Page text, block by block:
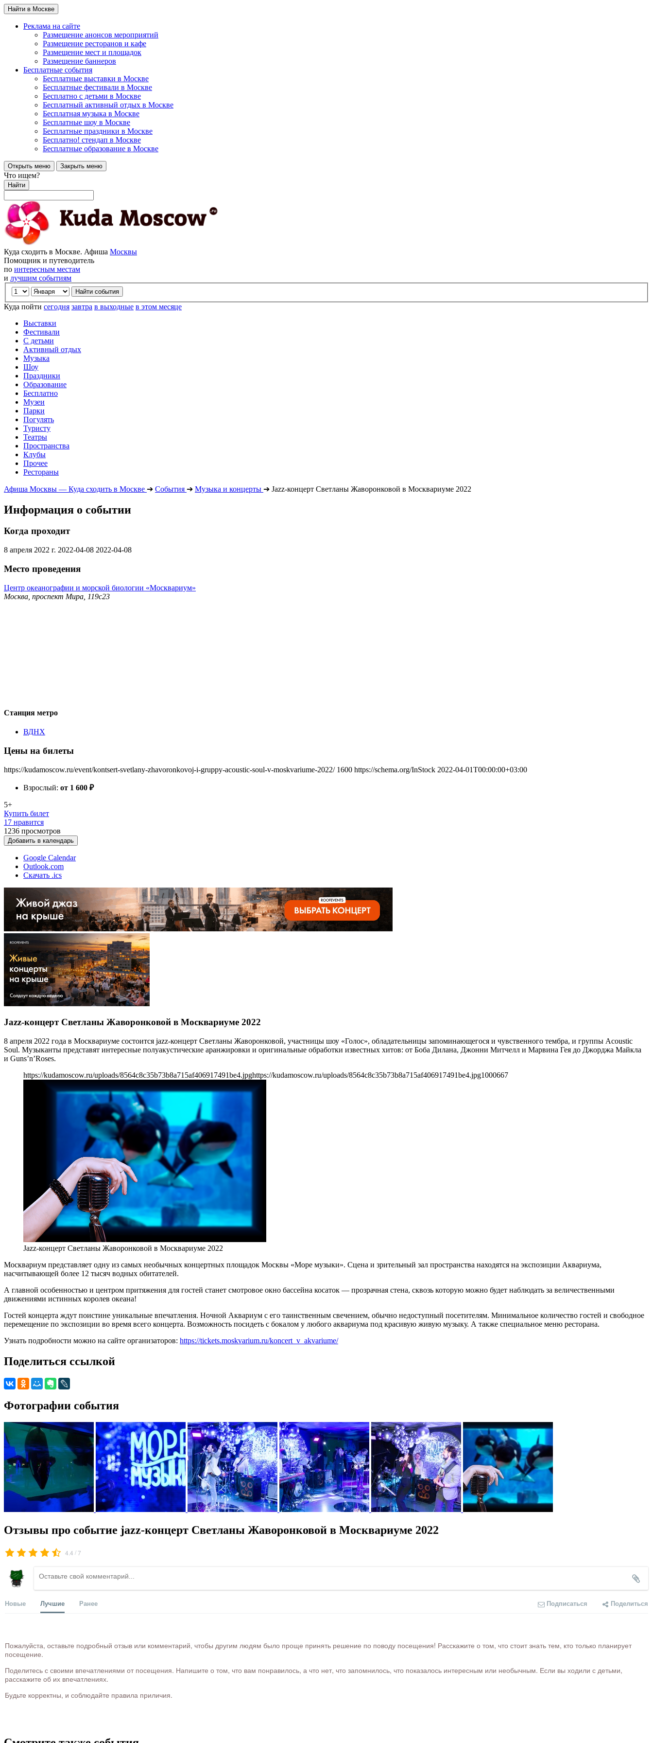
Найти в Москве
Реклама на сайте
Размещение анонсов мероприятий
Размещение ресторанов и кафе
Размещение мест и площадок
Размещение баннеров
Бесплатные события
Бесплатные выставки в Москве
Бесплатные фестивали в Москве
Бесплатно с детьми в Москве
Бесплатный активный отдых в Москве
Бесплатная музыка в Москве
Бесплатные шоу в Москве
Бесплатные праздники в Москве
Бесплатно! стендап в Москве
Бесплатные образование в Москве
Открыть меню Закрыть меню
Что ищем?
Найти
Куда сходить в Москве. Афиша Москвы
Помощник и путеводитель
по интересным местам
и лучшим событиям
Куда пойти сегодня завтра в выходные в этом месяце
Выставки
Фестивали
С детьми
Активный отдых
Музыка
Шоу
Праздники
Образование
Бесплатно
Музеи
Парки
Погулять
Туристу
Театры
Пространства
Клубы
Прочее
Рестораны
Афиша Москвы — Куда сходить в Москве ➔ События ➔ Музыка и концерты ➔ Jazz-концерт Светланы Жаворонковой в Москвариуме 2022
Информация о событии
Когда проходит
8 апреля 2022 г. 2022-04-08 2022-04-08
Место проведения
Центр океанографии и морской биологии «Москвариум»
Москва, проспект Мира, 119с23
Станция метро
ВДНХ
Цены на билеты
https://kudamoscow.ru/event/kontsert-svetlany-zhavoronkovoj-i-gruppy-acoustic-soul-v-moskvariume-2022/ 1600 https://schema.org/InStock 2022-04-01T00:00:00+03:00
Взрослый: от 1 600 ₽
5+
Купить билет
17 нравится
1236 просмотров
Добавить в календарь
Google Calendar
Outlook.com
Скачать .ics
Jazz-концерт Светланы Жаворонковой в Москвариуме 2022
8 апреля 2022 года в Москвариуме состоится jazz-концерт Светланы Жаворонковой, участницы шоу «Голос», обладательницы запоминающегося и чувственного тембра, и группы Acoustic
Soul. Музыканты представят интересные полуакустические аранжировки и оригинальные обработки известных хитов: от Боба Дилана, Джонни Митчелл и Марвина Гея до Джорджа Майкла
и Guns’n’Roses.
https://kudamoscow.ru/uploads/8564c8c35b73b8a715af406917491be4.jpghttps://kudamoscow.ru/uploads/8564c8c35b73b8a715af406917491be4.jpg1000667
Jazz-концерт Светланы Жаворонковой в Москвариуме 2022
Москвариум представляет одну из самых необычных концертных площадок Москвы «Море музыки». Сцена и зрительный зал пространства находятся на экспозиции Аквариума,
насчитывающей более 12 тысяч водных обитателей.
А главной особенностью и центром притяжения для гостей станет смотровое окно бассейна косаток — прозрачная стена, сквозь которую можно будет наблюдать за величественными
движениями истинных королев океана!
Гостей концерта ждут поистине уникальные впечатления. Ночной Аквариум с его таинственным свечением, обычно недоступный посетителям. Минимальное количество гостей и свободное
перемещение по экспозиции во время всего концерта. Возможность посидеть с бокалом у любого аквариума под красивую живую музыку. А также специальное меню ресторана.
Узнать подробности можно на сайте организаторов: https://tickets.moskvarium.ru/koncert_v_akvariume/
Поделиться ссылкой
Фотографии события
Отзывы про событие jazz-концерт Светланы Жаворонковой в Москвариуме 2022
4.4 /7
Новые Лучшие Ранее Подписаться Поделиться
Пожалуйста, оставьте подробный отзыв или комментарий, чтобы другим людям было проще принять решение по поводу посещения! Расскажите о том, что стоит знать тем, кто только планирует
посещение.
Поделитесь с своими впечатлениями от посещения. Напишите о том, что вам понравилось, а что нет, что запомнилось, что показалось интересным или необычным. Если вы ходили с детьми,
расскажите об их впечатлениях.
Будьте корректны, и соблюдайте правила приличия.